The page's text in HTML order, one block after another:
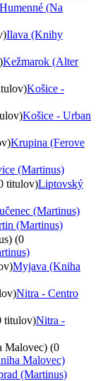
Humenné (Na
Ilava (Knihy
Kežmarok (Alter
Košice -
Košice - Urban
Krupina (Ferove
(Martinus)
titulov)Liptovský
(Martinus)
(Martinus)
(0
Myjava (Kniha
Nitra - Centro
titulov)Nitra -
Malovec) (0
Malovec)
(Martinus)